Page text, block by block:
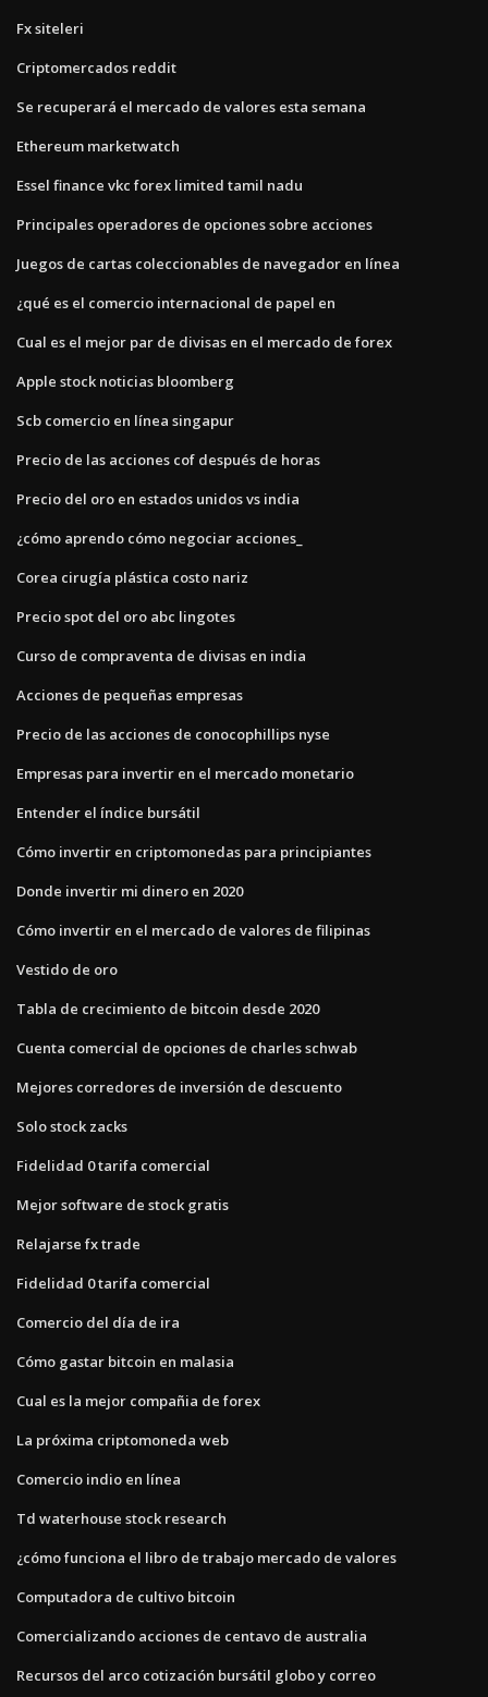
Fx siteleri
Criptomercados reddit
Se recuperará el mercado de valores esta semana
Ethereum marketwatch
Essel finance vkc forex limited tamil nadu
Principales operadores de opciones sobre acciones
Juegos de cartas coleccionables de navegador en línea
¿qué es el comercio internacional de papel en
Cual es el mejor par de divisas en el mercado de forex
Apple stock noticias bloomberg
Scb comercio en línea singapur
Precio de las acciones cof después de horas
Precio del oro en estados unidos vs india
¿cómo aprendo cómo negociar acciones_
Corea cirugía plástica costo nariz
Precio spot del oro abc lingotes
Curso de compraventa de divisas en india
Acciones de pequeñas empresas
Precio de las acciones de conocophillips nyse
Empresas para invertir en el mercado monetario
Entender el índice bursátil
Cómo invertir en criptomonedas para principiantes
Donde invertir mi dinero en 2020
Cómo invertir en el mercado de valores de filipinas
Vestido de oro
Tabla de crecimiento de bitcoin desde 2020
Cuenta comercial de opciones de charles schwab
Mejores corredores de inversión de descuento
Solo stock zacks
Fidelidad 0 tarifa comercial
Mejor software de stock gratis
Relajarse fx trade
Fidelidad 0 tarifa comercial
Comercio del día de ira
Cómo gastar bitcoin en malasia
Cual es la mejor compañia de forex
La próxima criptomoneda web
Comercio indio en línea
Td waterhouse stock research
¿cómo funciona el libro de trabajo mercado de valores
Computadora de cultivo bitcoin
Comercializando acciones de centavo de australia
Recursos del arco cotización bursátil globo y correo